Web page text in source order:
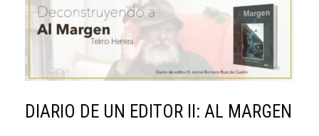
DIARIO DE UN EDITOR II: AL MARGEN